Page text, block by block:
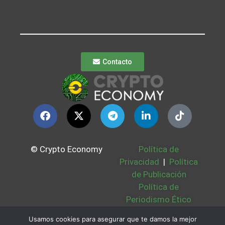
Contacto
© Crypto Economy
Política de
Privacidad | Política
de Publicación
Política de
Periodismo Ético
Usamos cookies para asegurar que te damos la mejor